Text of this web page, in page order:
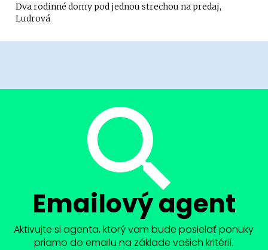
Dva rodinné domy pod jednou strechou na predaj,
Ludrová
Emailový agent
Aktivujte si agenta, ktorý vam bude posielať ponuky
priamo do emailu na základe vašich kritérií.